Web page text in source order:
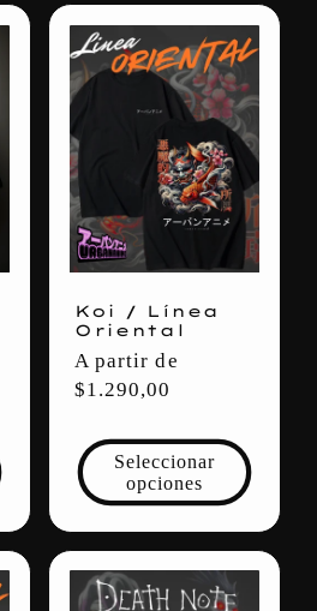
Koi / Línea
Oriental
Precio
habitual
A partir de
$1.290,00
Seleccionar
opciones